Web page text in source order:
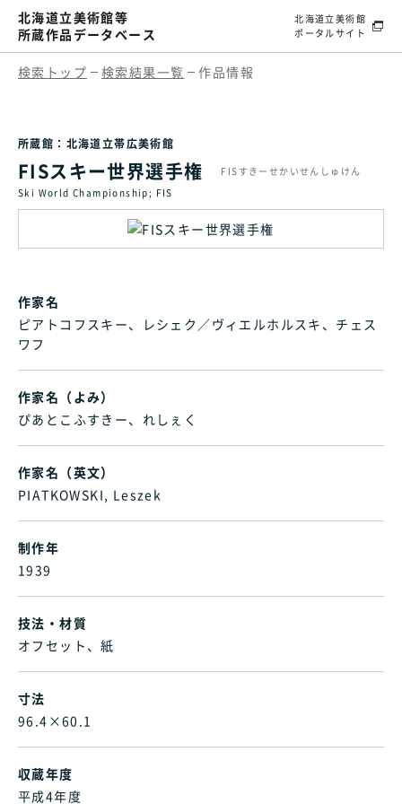
北海道立美術館等
所蔵作品データベース
北海道立美術館
ポータルサイト
検索トップ 検索結果一覧 作品情報
所蔵館：北海道立帯広美術館
FISスキー世界選手権
FISすきーせかいせんしゅけん
Ski World Championship; FIS
作家名
ピアトコフスキー、レシェク／ヴィエルホルスキ、チェス
ワフ
作家名（よみ）
ぴあとこふすきー、れしぇく
作家名（英文）
PIATKOWSKI, Leszek
制作年
1939
技法・材質
オフセット、紙
寸法
96.4×60.1
収蔵年度
平成4年度